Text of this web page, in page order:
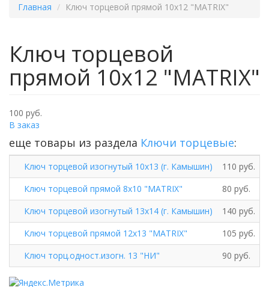
Главная Ключ торцевой прямой 10х12 "MATRIX"
Ключ торцевой
прямой 10х12 "MATRIX"
100 руб.
В заказ
еще товары из раздела Ключи торцевые:
Ключ торцевой изогнутый 10х13 (г. Камышин) 110 руб.
Ключ торцевой прямой 8х10 "MATRIX"
80 руб.
Ключ торцевой изогнутый 13х14 (г. Камышин)
140 руб.
Ключ торцевой прямой 12х13 "MATRIX"
105 руб.
Ключ торц.одност.изогн. 13 "НИ"
90 руб.